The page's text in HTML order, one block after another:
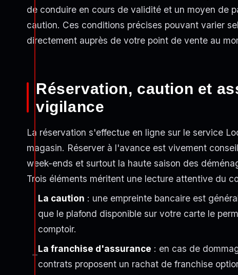
de conduire en cours de validité et un moyen de
caution. Ces conditions précises pouvant varier
directement auprès de votre point de vente au
Réservation, caution et
vigilance
La réservation s'effectue en ligne sur le service
magasin. Réserver à l'avance est vivement
week-ends et surtout la haute saison des
Trois éléments méritent une lecture attentive du
La caution : une empreinte bancaire est
que le plafond disponible sur votre carte le
comptoir.
La franchise d'assurance : en cas de
contrats proposent un rachat de franchise